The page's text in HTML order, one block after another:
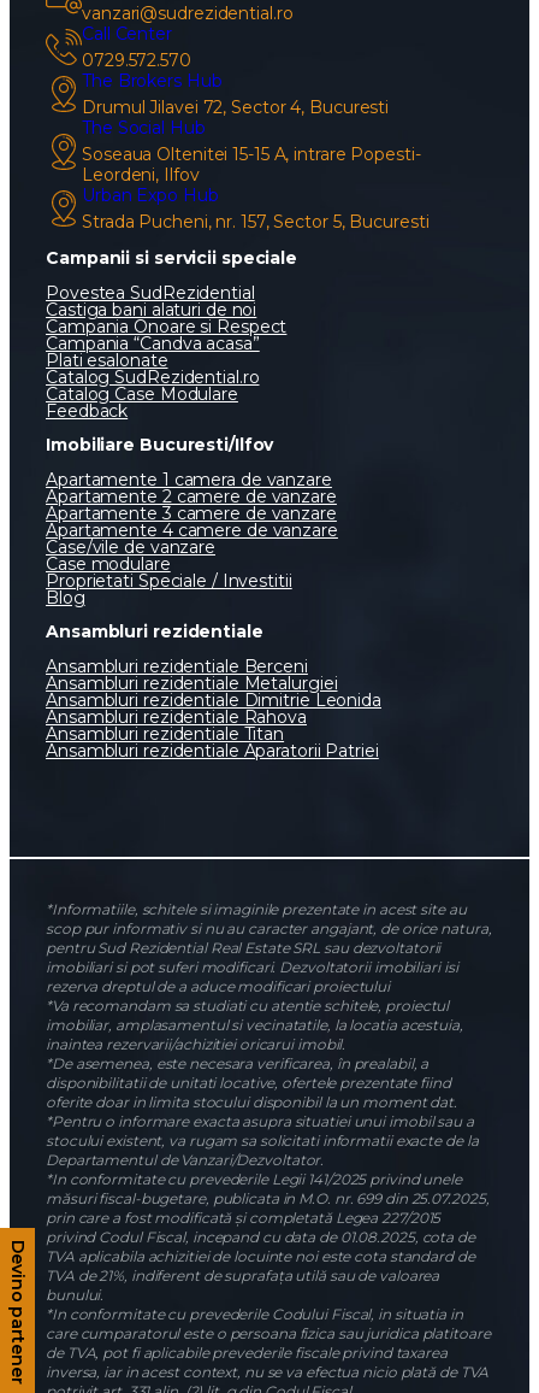
vanzari@sudrezidential.ro
Call Center
0729.572.570
The Brokers Hub
Drumul Jilavei 72, Sector 4, Bucuresti
The Social Hub
Soseaua Oltenitei 15-15 A, intrare Popesti-
Leordeni, Ilfov
Urban Expo Hub
Strada Pucheni, nr. 157, Sector 5, Bucuresti
Campanii si servicii speciale
Povestea SudRezidential
Castiga bani alaturi de noi
Campania Onoare si Respect
Campania “Candva acasa”
Plati esalonate
Catalog SudRezidential.ro
Catalog Case Modulare
Feedback
Imobiliare Bucuresti/Ilfov
Apartamente 1 camera de vanzare
Apartamente 2 camere de vanzare
Apartamente 3 camere de vanzare
Apartamente 4 camere de vanzare
Case/vile de vanzare
Case modulare
Proprietati Speciale / Investitii
Blog
Ansambluri rezidentiale
Ansambluri rezidentiale Berceni
Ansambluri rezidentiale Metalurgiei
Ansambluri rezidentiale Dimitrie Leonida
Ansambluri rezidentiale Rahova
Ansambluri rezidentiale Titan
Ansambluri rezidentiale Aparatorii Patriei
*Informatiile, schitele si imaginile prezentate in acest site au
scop pur informativ si nu au caracter angajant, de orice natura,
pentru Sud Rezidential Real Estate SRL sau dezvoltatorii
imobiliari si pot suferi modificari. Dezvoltatorii imobiliari isi
rezerva dreptul de a aduce modificari proiectului
*Va recomandam sa studiati cu atentie schitele, proiectul
imobiliar, amplasamentul si vecinatatile, la locatia acestuia,
inaintea rezervarii/achizitiei oricarui imobil.
*De asemenea, este necesara verificarea, în prealabil, a
disponibilitatii de unitati locative, ofertele prezentate fiind
oferite doar in limita stocului disponibil la un moment dat.
*Pentru o informare exacta asupra situatiei unui imobil sau a
stocului existent, va rugam sa solicitati informatii exacte de la
Departamentul de Vanzari/Dezvoltator.
*In conformitate cu prevederile Legii 141/2025 privind unele
măsuri fiscal-bugetare, publicata in M.O. nr. 699 din 25.07.2025,
prin care a fost modificată și completată Legea 227/2015
privind Codul Fiscal, incepand cu data de 01.08.2025, cota de
TVA aplicabila achizitiei de locuinte noi este cota standard de
TVA de 21%, indiferent de suprafața utilă sau de valoarea
bunului.
*In conformitate cu prevederile Codului Fiscal, in situatia in
care cumparatorul este o persoana fizica sau juridica platitoare
de TVA, pot fi aplicabile prevederile fiscale privind taxarea
inversa, iar in acest context, nu se va efectua nicio plată de TVA
Devino partener